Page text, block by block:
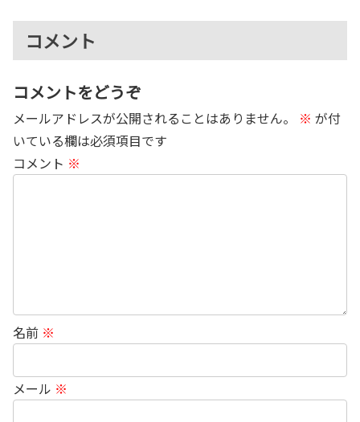
コメント
コメントをどうぞ
メールアドレスが公開されることはありません。 ※ が付
いている欄は必須項目です
コメント ※
名前 ※
メール ※